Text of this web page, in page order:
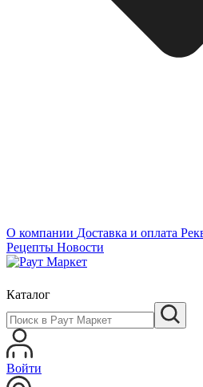
О компании Доставка и оплата
Рецепты Новости
Каталог
Войти